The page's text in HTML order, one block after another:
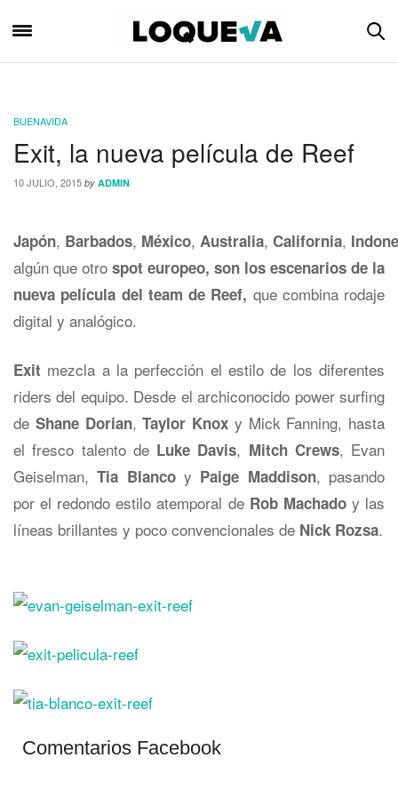
BUENAVIDA
Exit, la nueva película de Reef
10 JULIO, 2015 by ADMIN
Japón, Barbados, México, Australia, California,
algún que otro spot europeo, son los escenarios de la
nueva película del team de Reef, que combina rodaje
digital y analógico.
Exit mezcla a la perfección el estilo de los diferentes
riders del equipo. Desde el archiconocido power surfing
de Shane Dorian, Taylor Knox y Mick Fanning, hasta
el fresco talento de Luke Davis, Mitch Crews, Evan
Geiselman, Tia Blanco y Paige Maddison, pasando
por el redondo estilo atemporal de Rob Machado y las
líneas brillantes y poco convencionales de Nick Rozsa.
Comentarios Facebook